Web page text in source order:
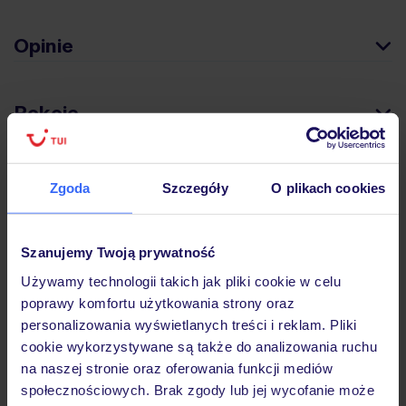
Zgoda Szczegóły O plikach cookies
Szanujemy Twoją prywatność
Używamy technologii takich jak pliki cookie w celu
poprawy komfortu użytkowania strony oraz
personalizowania wyświetlanych treści i reklam. Pliki
cookie wykorzystywane są także do analizowania ruchu
na naszej stronie oraz oferowania funkcji mediów
społecznościowych. Brak zgody lub jej wycofanie może
Opinie
Pokoje
Wyżywienie
Atrakcje
Ważne informacje
Często zadawane pytania